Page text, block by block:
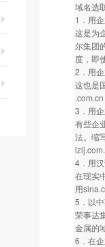
域名选
1．用
这是为
尔集团
度，即
2．用
这也是
3．用
有些企
法。缩
4．用
在现实
用
5．以
荣事达
金属的
6．在